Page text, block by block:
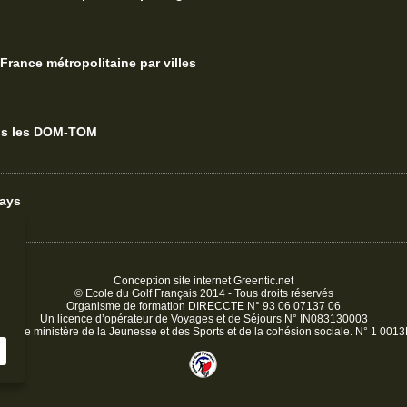
métropolitaine par villes
les DOM-TOM
Conception site internetGreentic.net
© Ecole du Golf Français 2014 - Tous droits réservés
Organisme de formation DIRECCTE N° 93 06 07137 06
Un licence d’opérateur de Voyages et de Séjours N° IN083130003
par le ministère de la Jeunesse et des Sports et de la cohésion sociale. N° 1